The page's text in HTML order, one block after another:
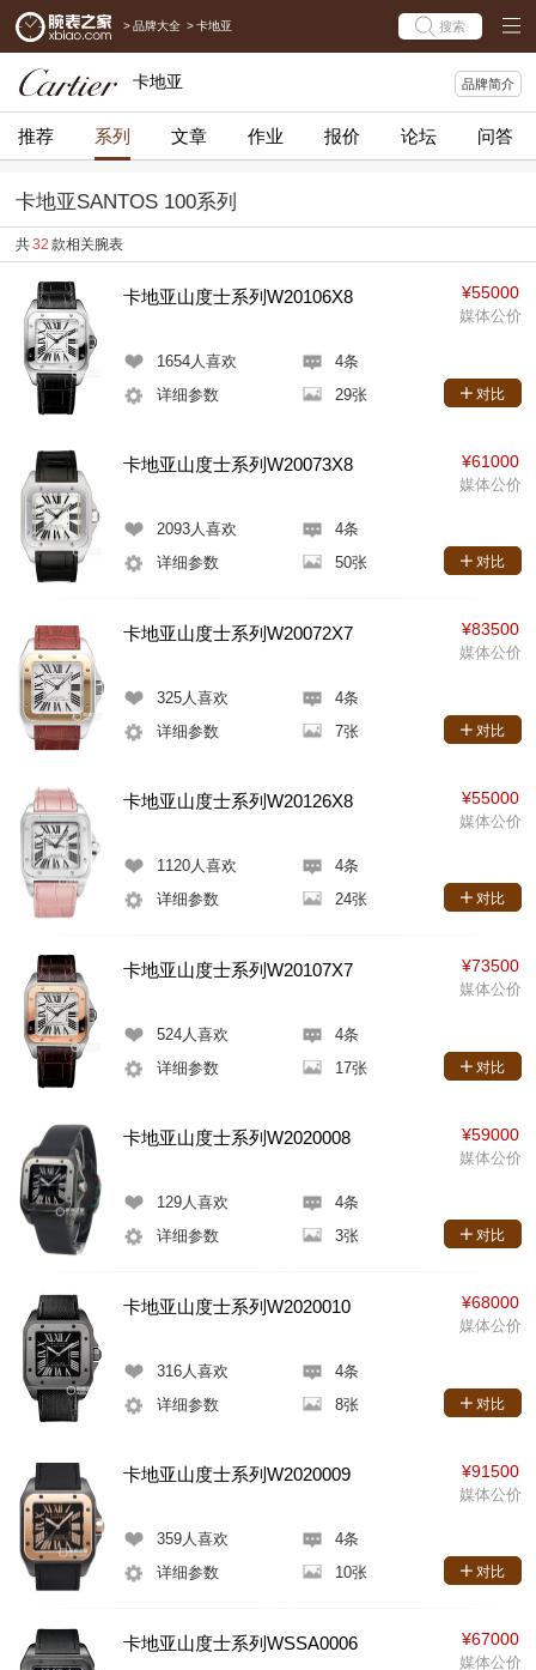
> 品牌大全 > 卡地亚 搜索
卡地亚 品牌简介
推荐 系列 文章 作业 报价 论坛 问答
卡地亚SANTOS 100系列
共32 款相关腕表
卡地亚山度士系列W20106X8
1654人喜欢
4条
详细参数
29张
¥55000
媒体公价
对比
卡地亚山度士系列W20073X8
2093人喜欢
4条
详细参数
50张
¥61000
媒体公价
对比
卡地亚山度士系列W20072X7
325人喜欢
4条
详细参数
7张
¥83500
媒体公价
对比
卡地亚山度士系列W20126X8
1120人喜欢
4条
详细参数
24张
¥55000
媒体公价
对比
卡地亚山度士系列W20107X7
524人喜欢
4条
详细参数
17张
¥73500
媒体公价
对比
卡地亚山度士系列W2020008
129人喜欢
4条
详细参数
3张
¥59000
媒体公价
对比
卡地亚山度士系列W2020010
316人喜欢
4条
详细参数
8张
¥68000
媒体公价
对比
卡地亚山度士系列W2020009
359人喜欢
4条
详细参数
10张
¥91500
媒体公价
对比
卡地亚山度士系列WSSA0006 ¥67000
媒体公价